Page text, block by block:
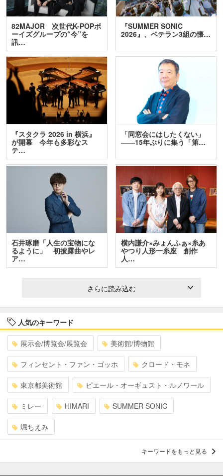
82MAJOR 次世代K-POPボ
ーイズグループの“今”を
訊…
『SUMMER SONIC
2026』、ベテラン3組の懐…
『スタクラ 2026 in 横浜』
が開幕 今年も多彩なス
テ…
「同窓会にはしたくない」
――15年ぶりに集う「第…
石井琢磨「人生の宝物にな
るように」 初披露曲やレ
ア…
横内謙介×みょんふぁ×糸あ
やつり人形一糸座 創作
人…
さらに読み込む
人気のキーワード
展示会/博覧会/展覧会 美術館/博物館
フィンセント・ファン・ゴッホ クロード・モネ
東京都美術館 ピエール・オーギュスト・ルノワール
ミレー HIMARI SUMMER SONIC
堀ちえみ
キーワードをもっと見る